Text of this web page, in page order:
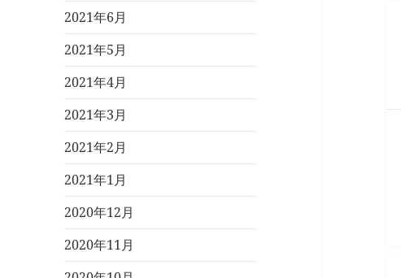
2021年6月
2021年5月
2021年4月
2021年3月
2021年2月
2021年1月
2020年12月
2020年11月